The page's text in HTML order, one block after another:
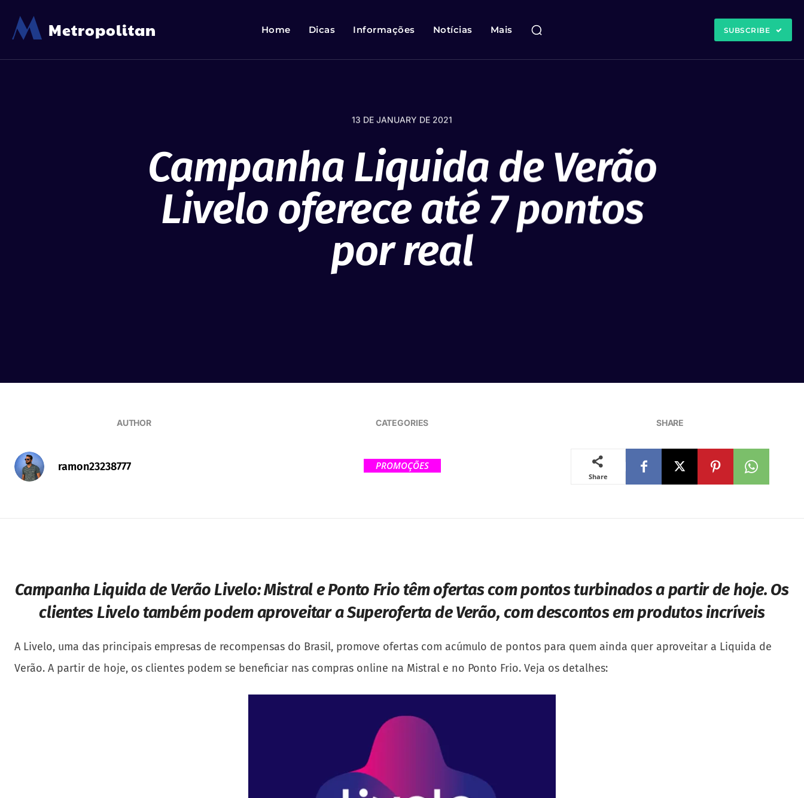
M Metropolitan Home Dicas Informações Notícias Mais SUBSCRIBE
13 DE JANUARY DE 2021
Campanha Liquida de Verão
Livelo oferece até 7 pontos
por real
AUTHOR
ramon23238777
CATEGORIES
PROMOÇÕES
SHARE
Share
Campanha Liquida de Verão Livelo:Mistral e Ponto Frio têm ofertas com pontos turbinados a partir de hoje. Os
clientes Livelo também podem aproveitar a Superoferta de Verão, com descontos em produtos incríveis
A Livelo, uma das principais empresas de recompensas do Brasil, promove ofertas com acúmulo de pontos para quem ainda quer aproveitar a Liquida de
Verão. A partir de hoje, os clientes podem se beneficiar nas compras online na Mistral e no Ponto Frio. Veja os detalhes: